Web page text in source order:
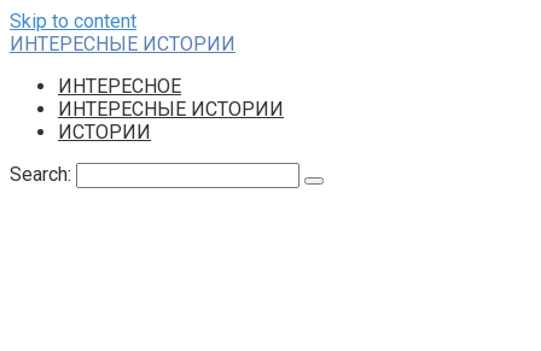
Skip to content
ИНТЕРЕСНЫЕ ИСТОРИИ
ИНТЕРЕСНОЕ
ИНТЕРЕСНЫЕ ИСТОРИИ
ИСТОРИИ
Search: